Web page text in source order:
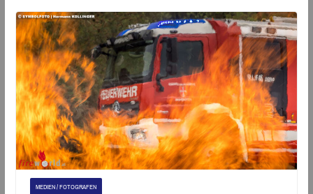
MEDIEN / FOTOGRAFEN